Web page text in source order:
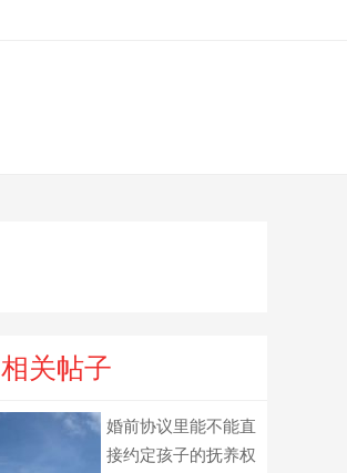
相关帖子
婚前协议里能不能直
接约定孩子的抚养权